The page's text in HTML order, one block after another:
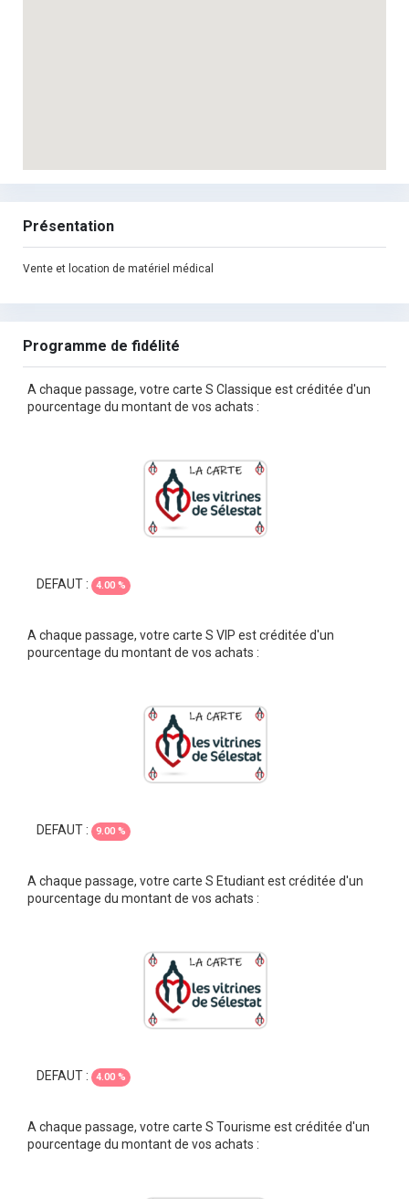
Présentation
Vente et location de matériel médical
Programme de fidélité
A chaque passage, votre carte S Classique est créditée d'un
pourcentage du montant de vos achats :
DEFAUT : 4.00 %
A chaque passage, votre carte S VIP est créditée d'un
pourcentage du montant de vos achats :
DEFAUT : 9.00 %
A chaque passage, votre carte S Etudiant est créditée d'un
pourcentage du montant de vos achats :
DEFAUT : 4.00 %
A chaque passage, votre carte S Tourisme est créditée d'un
pourcentage du montant de vos achats :